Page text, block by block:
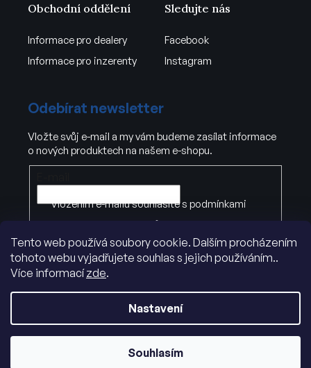
Tento web používá soubory cookie. Dalším procházením
tohoto webu vyjadřujete souhlas s jejich používáním..
Více informacízde.
Nastavení
Souhlasím
Obchodní oddělení
Informace pro dealery
Informace pro inzerenty
Sledujte nás
Facebook
Instagram
Odebírat newsletter
Vložte svůj e-mail a my vám budeme zasílat informace
o nových produktech na našem e-shopu.
Vložením e-mailu souhlasíte s podmínkami
ochrany osobních údajů
PŘIHLÁSIT SE
Vytvořil Shoptet|Dostmedia